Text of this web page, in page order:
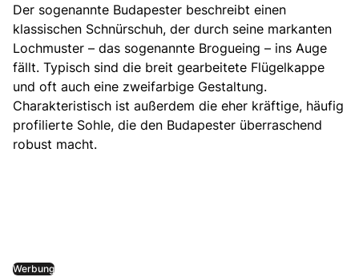
Der sogenannte Budapester beschreibt einen
klassischen Schnürschuh, der durch seine markanten
Lochmuster – das sogenannte Brogueing – ins Auge
fällt. Typisch sind die breit gearbeitete Flügelkappe
und oft auch eine zweifarbige Gestaltung.
Charakteristisch ist außerdem die eher kräftige, häufig
profilierte Sohle, die den Budapester überraschend
robust macht.
Werbung